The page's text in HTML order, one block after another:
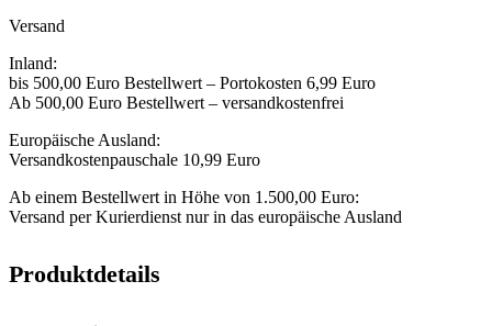
Versand
Inland:
bis 500,00 Euro Bestellwert – Portokosten 6,99 Euro
Ab 500,00 Euro Bestellwert – versandkostenfrei
Europäische Ausland:
Versandkostenpauschale 10,99 Euro
Ab einem Bestellwert in Höhe von 1.500,00 Euro:
Versand per Kurierdienst nur in das europäische Ausland
Produktdetails